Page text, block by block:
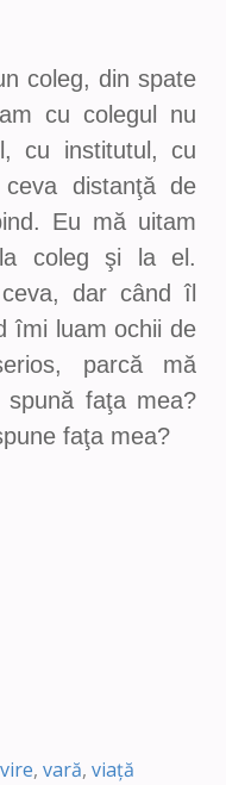
coleg, din spate
cu colegul nu
cu institutul, cu
distanţă de
Eu mă uitam
coleg şi la el.
dar când îl
îmi luam ochii de
parcă mă
faţa mea?
faţa mea?
, vară, viață